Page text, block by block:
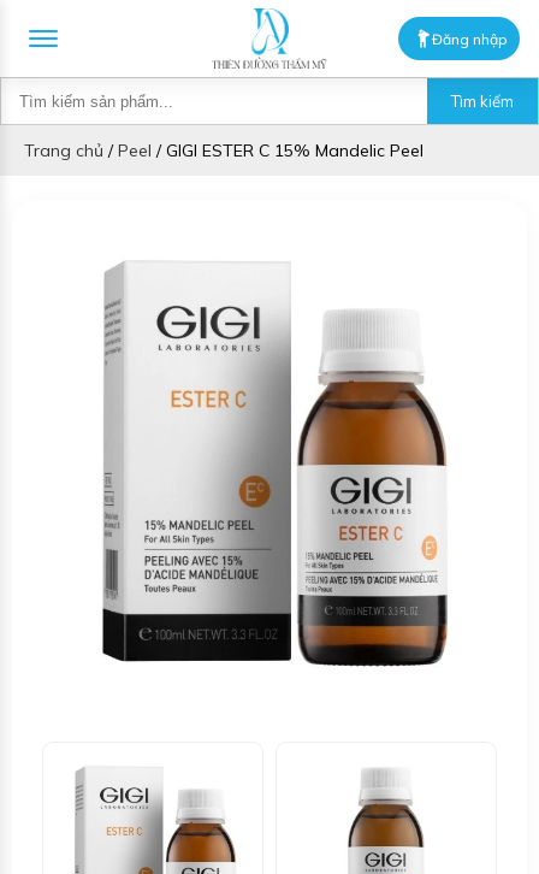
Đăng nhập
Tìm kiếm
Trang chủ /Peel /GIGI ESTER C 15% Mandelic Peel